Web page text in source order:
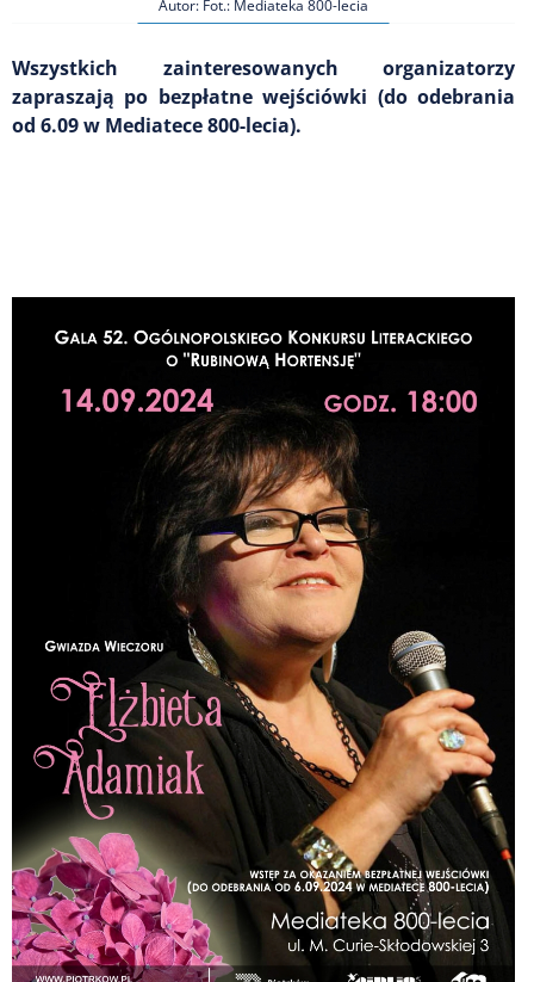
Autor: Fot.: Mediateka 800-lecia
Wszystkich zainteresowanych organizatorzy
zapraszają po bezpłatne wejściówki (do odebrania
od 6.09 w Mediatece 800-lecia).